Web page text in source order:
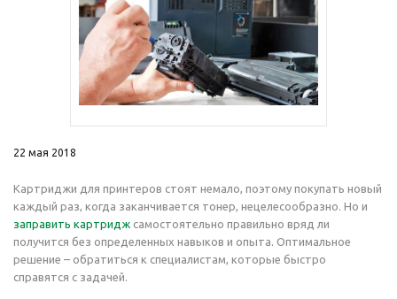
22 мая 2018
Картриджи для принтеров стоят немало, поэтому покупать новый
каждый раз, когда заканчивается тонер, нецелесообразно. Но и
заправить картридж самостоятельно правильно вряд ли
получится без определенных навыков и опыта. Оптимальное
решение – обратиться к специалистам, которые быстро
справятся с задачей.